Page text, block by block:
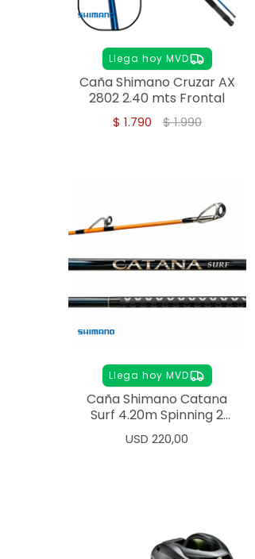
Llega hoy MVD
Caña Shimano Cruzar AX
2802 2.40 mts Frontal
$ 1.790 $1.990
Llega hoy MVD
Caña Shimano Catana
Surf 4.20m Spinning 2
Tramos
USD 220,00